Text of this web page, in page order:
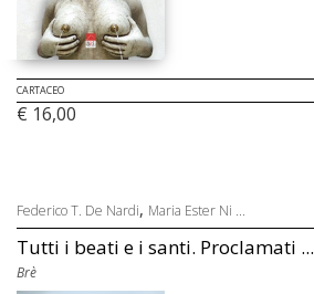
CARTACEO
€ 16,00
Federico T. De Nardi, Maria Ester Ni ...
Tutti i beati e i santi. Proclamati ...
Brè